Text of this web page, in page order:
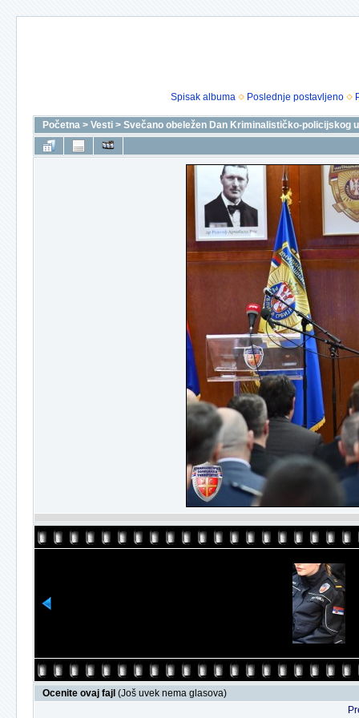
Spisak albuma Poslednje postavljeno
Početna > Vesti > Svečano obeležen Dan Kriminalističko-policijskog
Ocenite ovaj fajl (Još uvek nema glasova)